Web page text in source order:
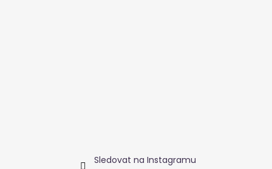
Sledovat na Instagramu